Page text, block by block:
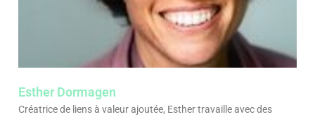
Esther Dormagen
Créatrice de liens à valeur ajoutée, Esther travaille avec des